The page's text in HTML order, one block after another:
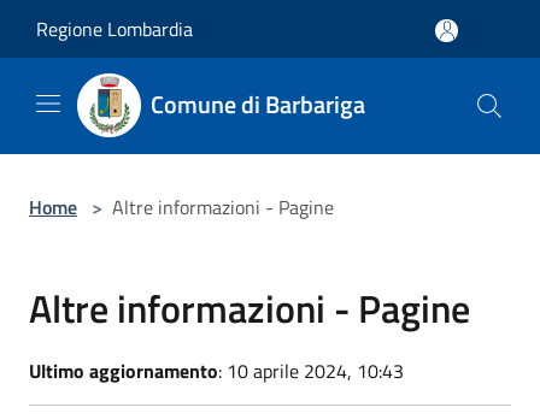
Regione Lombardia
Comune di Barbariga
Home > Altre informazioni - Pagine
Altre informazioni - Pagine
Ultimo aggiornamento: 10 aprile 2024, 10:43